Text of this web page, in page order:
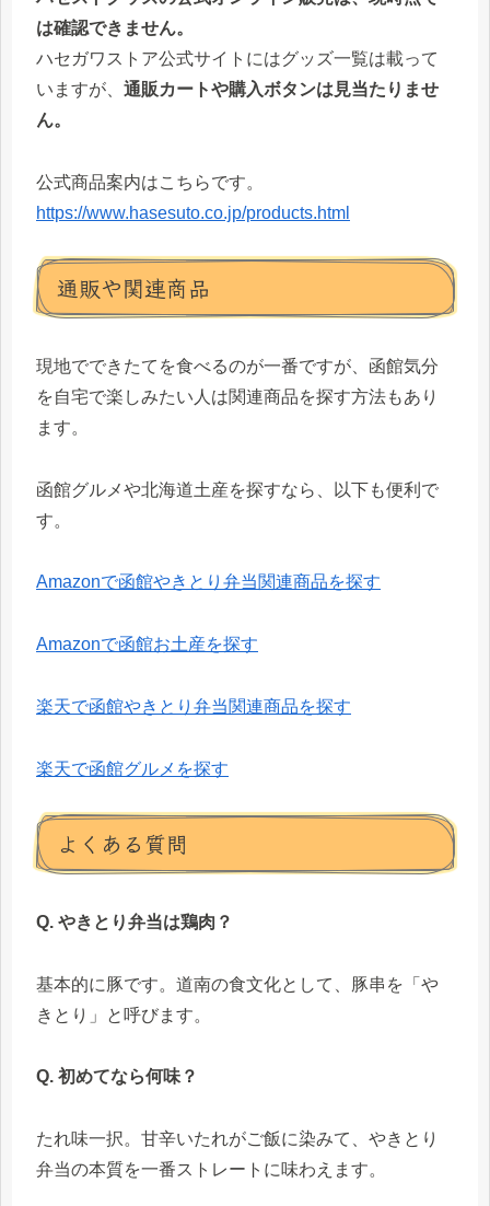
は確認できません。
ハセガワストア公式サイトにはグッズ一覧は載って
いますが、 通販カートや購入ボタンは見当たりませ
ん。
公式商品案内はこちらです。
https://www.hasesuto.co.jp/products.html
通販や関連商品
現地でできたてを食べるのが一番ですが、函館気分
を自宅で楽しみたい人は関連商品を探す方法もあり
ます。
函館グルメや北海道土産を探すなら、以下も便利で
す。
Amazonで函館やきとり弁当関連商品を探す
Amazonで函館お土産を探す
楽天で函館やきとり弁当関連商品を探す
楽天で函館グルメを探す
よくある質問
Q. やきとり弁当は鶏肉？
基本的に豚です。道南の食文化として、豚串を「や
きとり」と呼びます。
Q. 初めてなら何味？
たれ味一択。甘辛いたれがご飯に染みて、やきとり
弁当の本質を一番ストレートに味わえます。